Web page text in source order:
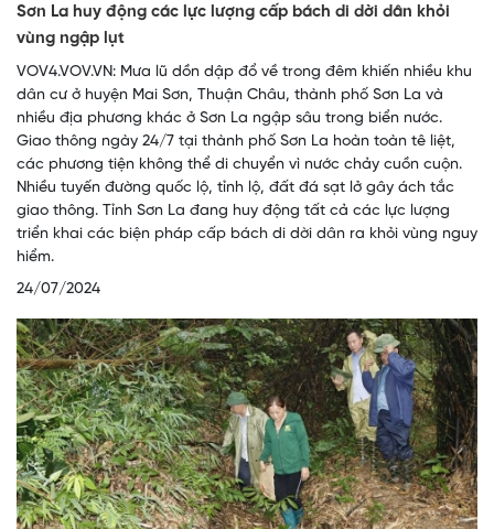
Sơn La huy động các lực lượng cấp bách di dời dân khỏi
vùng ngập lụt
VOV4.VOV.VN: Mưa lũ dồn dập đổ về trong đêm khiến nhiều khu
dân cư ở huyện Mai Sơn, Thuận Châu, thành phố Sơn La và
nhiều địa phương khác ở Sơn La ngập sâu trong biển nước.
Giao thông ngày 24/7 tại thành phố Sơn La hoàn toàn tê liệt,
các phương tiện không thể di chuyển vì nước chảy cuồn cuộn.
Nhiều tuyến đường quốc lộ, tỉnh lộ, đất đá sạt lở gây ách tắc
giao thông. Tỉnh Sơn La đang huy động tất cả các lực lượng
triển khai các biện pháp cấp bách di dời dân ra khỏi vùng nguy
hiểm.
24/07/2024